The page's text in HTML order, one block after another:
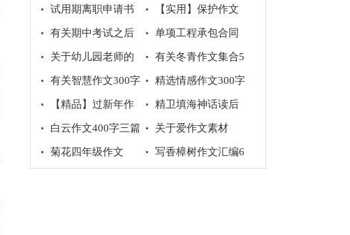
10篇
作文6篇
试用期离职申请书
【实用】保护作文
300字3篇
有关期中考试之后
作文集合八篇
单项工程承包合同
15篇
关于幼儿园老师的
辞职报告五篇
有关冬青作文集合5
篇
有关智慧作文300字
4篇
精选情感作文300字
集锦八篇
【精品】过新年作
文300字锦集八篇
精卫填海神话读后
感
白云作文400字三篇 关于爱作文素材
菊花四年级作文
写香樟树作文汇编6